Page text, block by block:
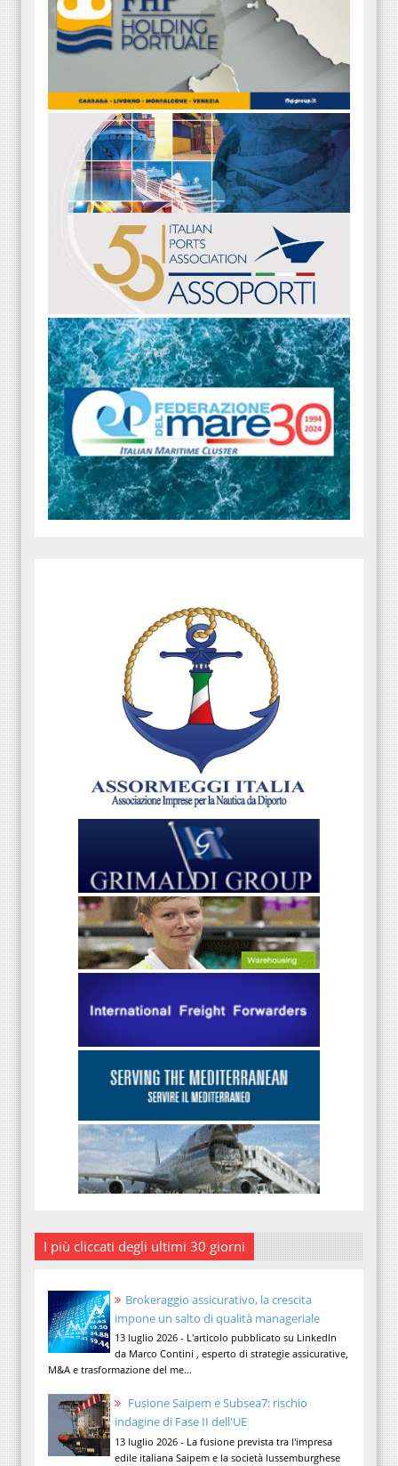
I più cliccati degli ultimi 30 giorni
Brokeraggio assicurativo, la crescita
impone un salto di qualità manageriale
13 luglio 2026 - L'articolo pubblicato su LinkedIn
da Marco Contini , esperto di strategie assicurative,
M&A e trasformazione del me...
Fusione Saipem e Subsea7: rischio
indagine di Fase II dell'UE
13 luglio 2026 - La fusione prevista tra l'impresa
edile italiana Saipem e la società lussemburghese